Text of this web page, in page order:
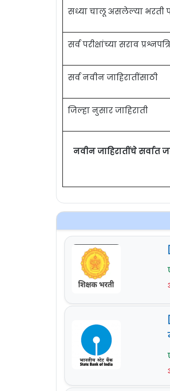
सध्या चालू असलेल्या भरती
सर्व परीक्षांच्या सराव
सर्व नवीन जाहिरातींसाठी
जिल्हा नुसार जाहिराती
नवीन जाहिरातींचे